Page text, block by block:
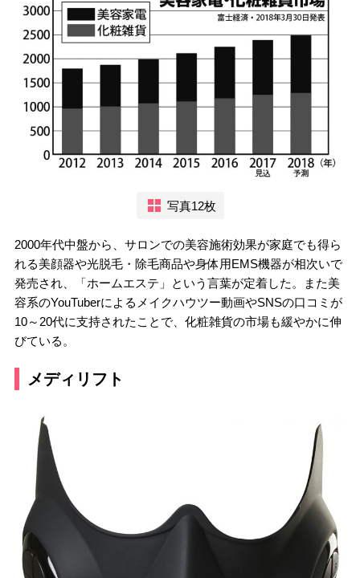
写真12枚
2000年代中盤から、サロンでの美容施術効果が家庭でも得ら
れる美顔器や光脱毛・除毛商品や身体用EMS機器が相次いで
発売され、「ホームエステ」という言葉が定着した。また美
容系のYouTuberによるメイクハウツー動画やSNSの口コミが
10～20代に支持されたことで、化粧雑貨の市場も緩やかに伸
びている。
メディリフト